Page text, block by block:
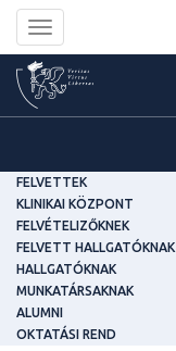
Toggle
navigation
FELVETTEK
KLINIKAI KÖZPONT
FELVÉTELIZŐKNEK
FELVETT HALLGATÓKNAK
HALLGATÓKNAK
MUNKATÁRSAKNAK
ALUMNI
OKTATÁSI REND